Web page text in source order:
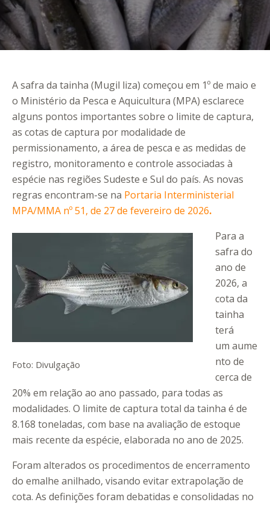
A safra da tainha (Mugil liza) começou em 1º de maio e
o Ministério da Pesca e Aquicultura (MPA) esclarece
alguns pontos importantes sobre o limite de captura,
as cotas de captura por modalidade de
permissionamento, a área de pesca e as medidas de
registro, monitoramento e controle associadas à
espécie nas regiões Sudeste e Sul do país. As novas
regras encontram-se na Portaria Interministerial
MPA/MMA nº 51, de 27 de fevereiro de 2026.
Foto: Divulgação
Para a
safra do
ano de
2026, a
cota da
tainha
terá
um aume
nto de
cerca de
20% em relação ao ano passado, para todas as
modalidades. O limite de captura total da tainha é de
8.168 toneladas, com base na avaliação de estoque
mais recente da espécie, elaborada no ano de 2025.
Foram alterados os procedimentos de encerramento
do emalhe anilhado, visando evitar extrapolação de
cota. As definições foram debatidas e consolidadas no